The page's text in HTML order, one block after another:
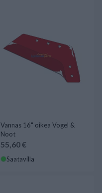
Vannas 16" oikea Vogel &
Noot
55,60 €
Saatavilla